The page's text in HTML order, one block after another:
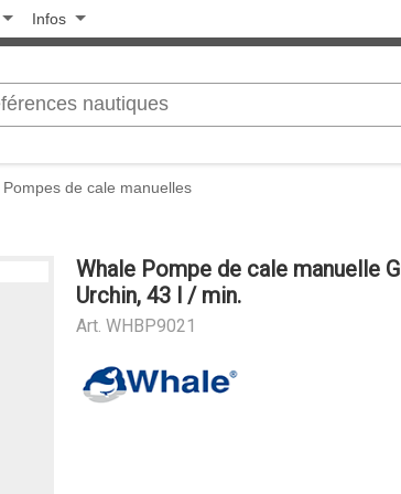
Infos
Pompes de cale manuelles
Whale Pompe de cale manuelle
Urchin, 43 l / min.
Art. WHBP9021